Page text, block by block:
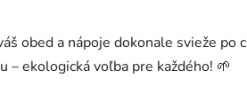
obed a nápoje dokonale svieže
ekologická voľba pre každého! 🌱